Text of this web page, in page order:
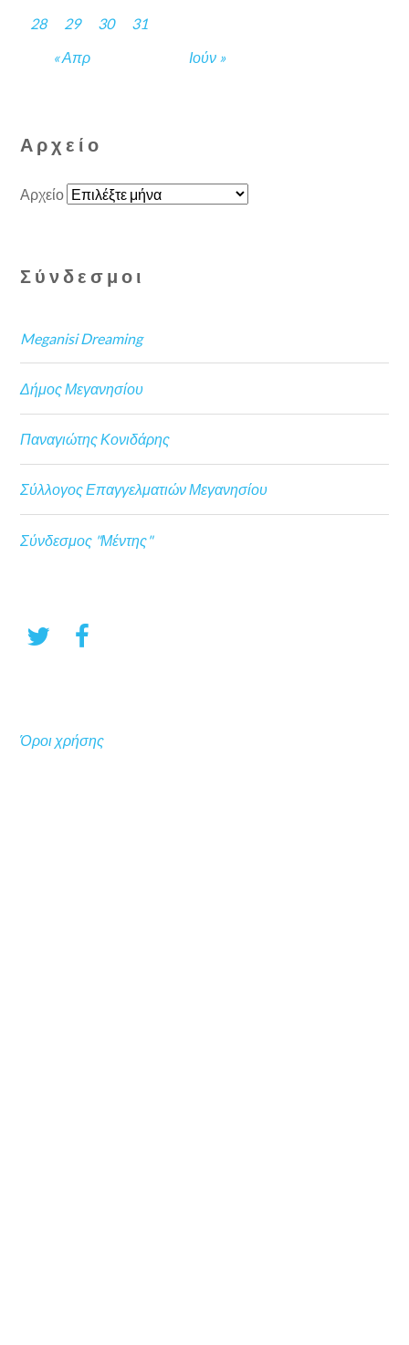
« Απρ Ιούν »
28
29 30 31
Αρχείο
Αρχείο
Σύνδεσμοι
Meganisi Dreaming
Δήμος Μεγανησίου
Παναγιώτης Κονιδάρης
Σύλλογος Επαγγελματιών Μεγανησίου
Σύνδεσμος "Μέντης"
Όροι χρήσης